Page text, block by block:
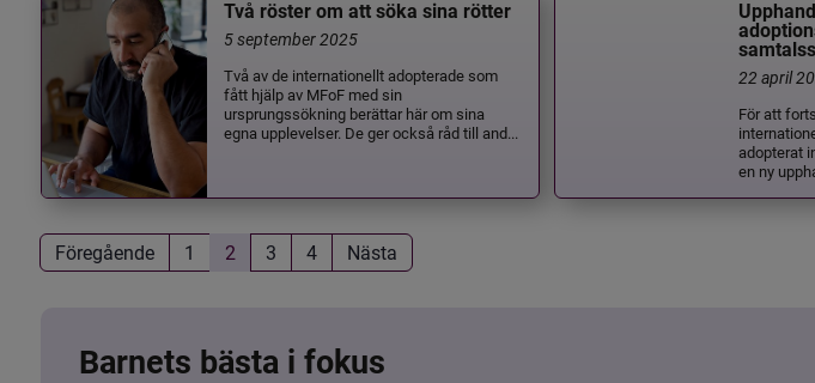
Två röster om att söka sina rötter
5 september 2025
Två av de internationellt adopterade som
fått hjälp av MFoF med sin
ursprungssökning berättar här om sina
egna upplevelser. De ger också råd till and...
22 april
För att
adopterat
en ny
Föregående 1 2 3 4 Nästa
Barnets bästa i fokus